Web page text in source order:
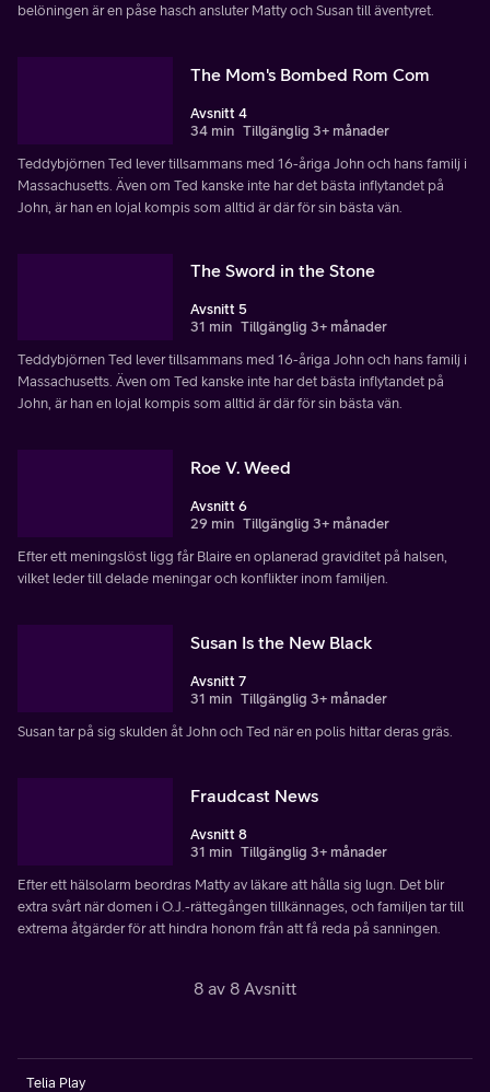
belöningen är en påse hasch ansluter Matty och Susan till äventyret.
The Mom's Bombed Rom Com
Avsnitt 4
34 min Tillgänglig 3+ månader
Teddybjörnen Ted lever tillsammans med 16-åriga John och hans familj i
Massachusetts. Även om Ted kanske inte har det bästa inflytandet på
John, är han en lojal kompis som alltid är där för sin bästa vän.
The Sword in the Stone
Avsnitt 5
31 min Tillgänglig 3+ månader
Teddybjörnen Ted lever tillsammans med 16-åriga John och hans familj i
Massachusetts. Även om Ted kanske inte har det bästa inflytandet på
John, är han en lojal kompis som alltid är där för sin bästa vän.
Roe V. Weed
Avsnitt 6
29 min Tillgänglig 3+ månader
Efter ett meningslöst ligg får Blaire en oplanerad graviditet på halsen,
vilket leder till delade meningar och konflikter inom familjen.
Susan Is the New Black
Avsnitt 7
31 min Tillgänglig 3+ månader
Susan tar på sig skulden åt John och Ted när en polis hittar deras gräs.
Fraudcast News
Avsnitt 8
31 min Tillgänglig 3+ månader
Efter ett hälsolarm beordras Matty av läkare att hålla sig lugn. Det blir
extra svårt när domen i O.J.-rättegången tillkännages, och familjen tar till
extrema åtgärder för att hindra honom från att få reda på sanningen.
8 av 8 Avsnitt
Telia Play